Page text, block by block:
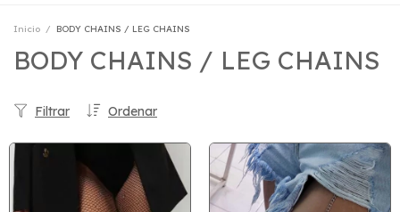
Inicio / BODY CHAINS / LEG CHAINS
BODY CHAINS / LEG CHAINS
Ordenar
Filtrar